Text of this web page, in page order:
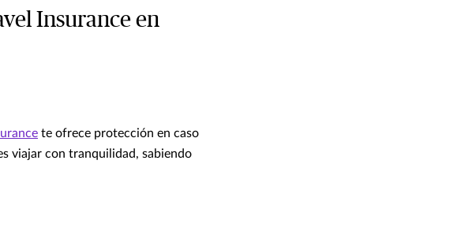
Insurance en
te ofrece protección en caso
viajar con tranquilidad, sabiendo